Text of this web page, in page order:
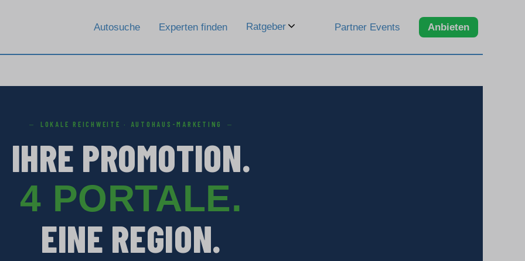
Autosuche Experten finden Ratgeber Partner Events Anbieten
LOKALE REICHWEITE · AUTOHAUS-MARKETING
IHRE PROMOTION.
4 PORTALE.
EINE REGION.